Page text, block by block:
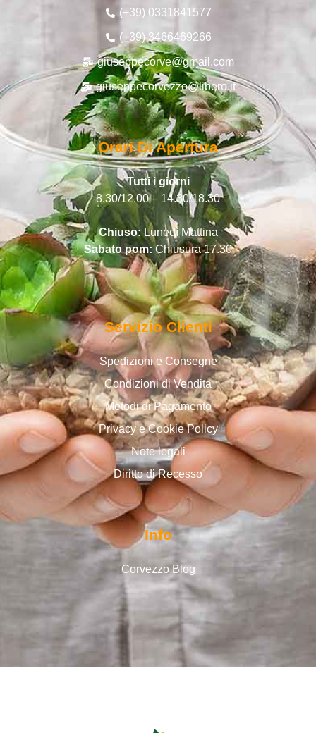
(+39) 0331841577
(+39) 3466469266
giuseppecorve@gmail.com
giuseppecorvezzo@libero.it
Orari Di Apertura
Tutti i giorni
8.30/12.00 – 14.30/18.30
Chiuso:Lunedì Mattina
Sabato pom:Chiusura 17.30
Servizio Clienti
Spedizioni e Consegne
Condizioni di Vendita
Metodi di Pagamento
Privacy e Cookie Policy
Note legali
Diritto di Recesso
Info
Corvezzo Blog